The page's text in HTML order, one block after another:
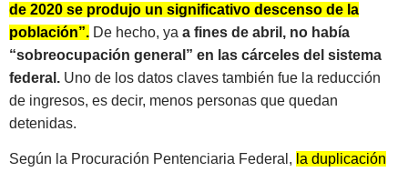
de 2020 se produjo un significativo descenso de la
población”. De hecho, ya a fines de abril, no había
“sobreocupación general” en las cárceles del sistema
federal. Uno de los datos claves también fue la reducción
de ingresos, es decir, menos personas que quedan
detenidas.
Según la Procuración Pentenciaria Federal, la duplicación